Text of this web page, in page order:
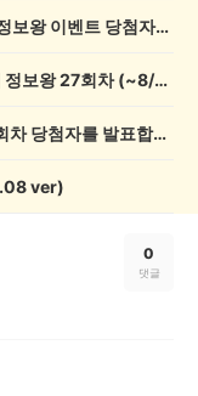
💰[당첨자 발표] 26회차 우리 동네 정보왕 이벤트 당첨자를 발표합니다!
💸 전원 2,000캐시 지급! 우리 동네 정보왕 27회차 (~8/10)
💰[당첨자 발표] 우리 동네 썰전 12회차 당첨자를 발표합니다!
ver)
0
댓글